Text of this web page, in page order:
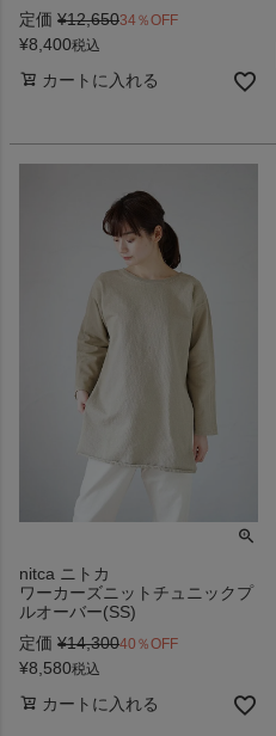
定価 ¥12,65034％OFF
¥8,400税込
カートに入れる
nitca ニトカ
ワーカーズニットチュニックプ
ルオーバー(SS)
定価 ¥14,30040％OFF
¥8,580税込
カートに入れる